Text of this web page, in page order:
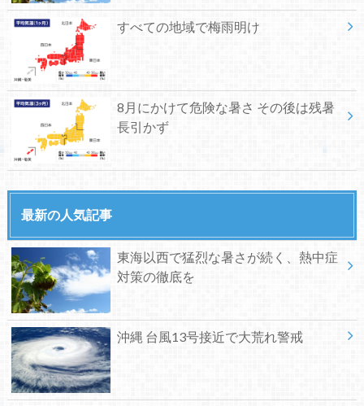
すべての地域で梅雨明け
8月にかけて危険な暑さ その後は残暑
長引かず
最新の人気記事
東海以西で猛烈な暑さが続く、熱中症
対策の徹底を
沖縄 台風13号接近で大荒れ警戒